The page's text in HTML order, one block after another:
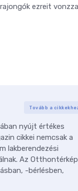
ezreit
Tovább a
nyújt értékes
cikkei nemcsak a
lakberendezési
Az Otthontérkép
-bérlésben,